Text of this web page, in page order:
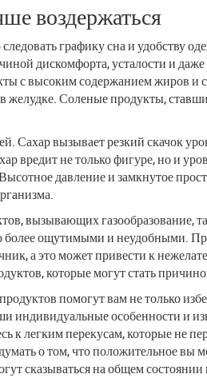
воздержаться
графику сна и удобству
дискомфорта, усталости и
с высоким содержанием жиров
желудке. Соленые продукты,
Сахар вызывает резкий скачок
вредит не только фигуре, но и
давление и замкнутое
вызывающих газообразование,
ощутимыми и неудобными.
а это может привести к
которые могут стать
помогут вам не только
индивидуальные особенности и
к легким перекусам, которые не
о том, что положительное
сказываться на общем состоянии